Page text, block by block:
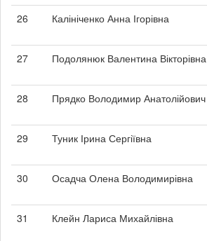
26
Калініченко Анна Ігорівна
27
Подолянюк Валентина Вікторівна
28
Прядко Володимир Анатолійович
29
Туник Ірина Сергіївна
30
Осадча Олена Володимирівна
31
Клейн Лариса Михайлівна